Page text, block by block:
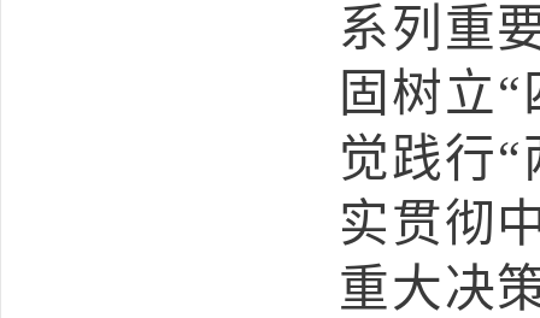
系列重
固树立
觉践行
实贯彻
重大决